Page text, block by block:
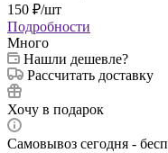
150 ₽/шт
Подробности
Много
Нашли дешевле?
Рассчитать доставку
Хочу в подарок
Самовывоз сегодня -